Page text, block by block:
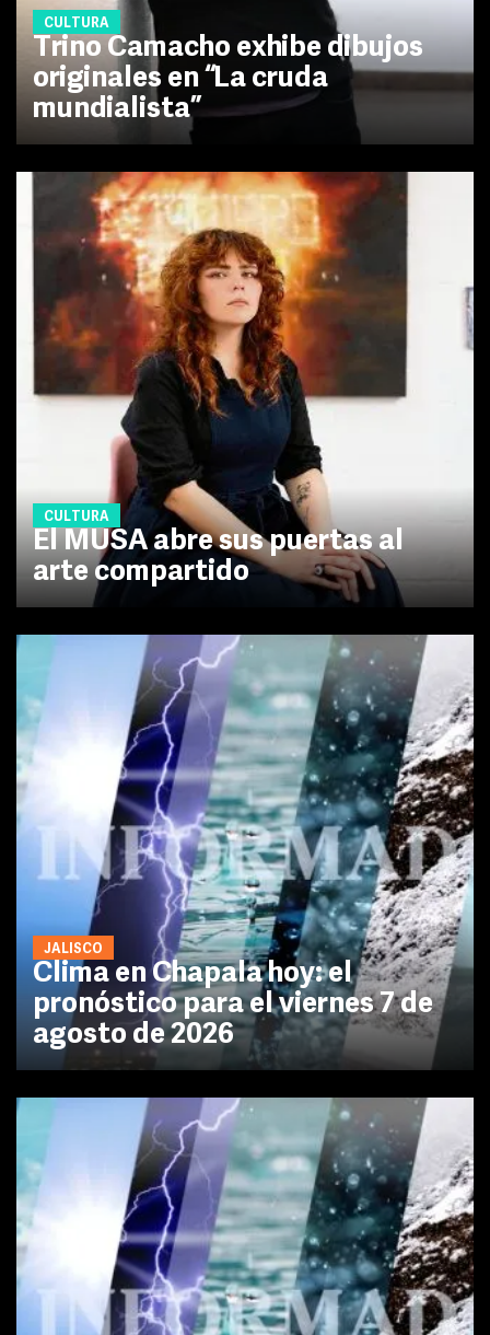
CULTURA
Trino Camacho exhibe dibujos
originales en “La cruda
mundialista”
CULTURA
El MUSA abre sus puertas al
arte compartido
JALISCO
Clima en Chapala hoy: el
pronóstico para el viernes 7 de
agosto de 2026